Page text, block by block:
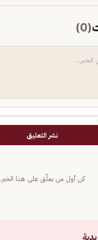
(
0
)
نشر التعليق
كن أول من يعلّق على هذا الخبر.